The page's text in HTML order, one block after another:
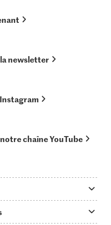
newsletter
chaîne YouTube